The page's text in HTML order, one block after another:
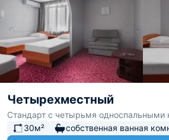
Четырехместный
Стандарт с четырьмя односпальными
30м²
собственная ванная